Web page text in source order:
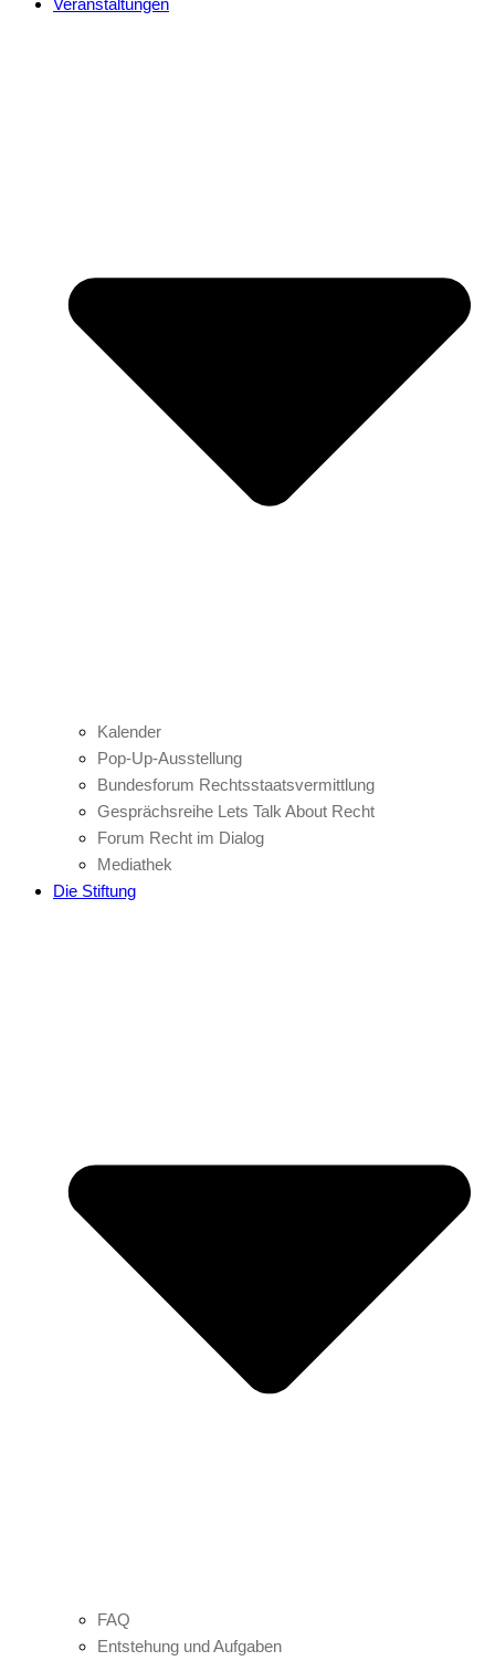
Veranstaltungen
Kalender
Pop-Up-Ausstellung
Bundesforum Rechtsstaatsvermittlung
Gesprächsreihe Lets Talk About Recht
Forum Recht im Dialog
Mediathek
Die Stiftung
FAQ
Entstehung und Aufgaben